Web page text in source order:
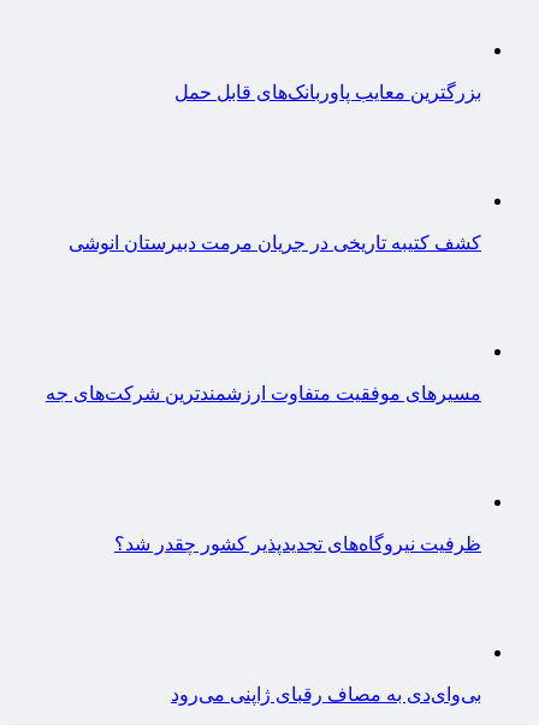
بزرگترین معایب پاوربانک‌های قابل حمل
کشف کتیبه تاریخی در جریان مرمت دبیرستان انوشی
مسیرهای موفقیت متفاوت ارزشمندترین شرکت‌های جه
ظرفیت نیروگاه‌های تجدیدپذیر کشور چقدر شد؟
بی‌وای‌دی به مصاف رقبای ژاپنی می‌رود